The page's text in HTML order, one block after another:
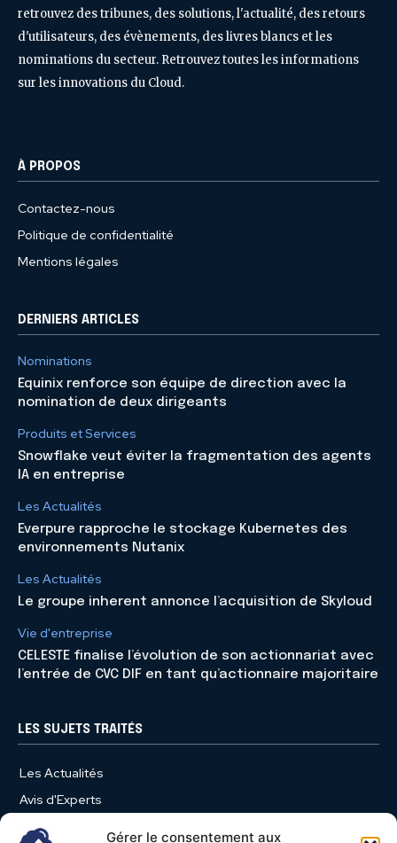
Gérer le consentement aux
retrouvez des tribunes, des solutions, l'actualité, des retours
d'utilisateurs, des évènements, des livres blancs et les
nominations du secteur. Retrouvez toutes les informations
sur les innovations du Cloud.
À PROPOS
Contactez-nous
Politique de confidentialité
Mentions légales
DERNIERS ARTICLES
Nominations
Equinix renforce son équipe de direction avec la
nomination de deux dirigeants
Produits et Services
Snowflake veut éviter la fragmentation des agents
IA en entreprise
Les Actualités
Everpure rapproche le stockage Kubernetes des
environnements Nutanix
Les Actualités
Le groupe inherent annonce l’acquisition de Skyloud
Vie d'entreprise
CELESTE finalise l’évolution de son actionnariat avec
l’entrée de CVC DIF en tant qu’actionnaire majoritaire
LES SUJETS TRAITÉS
Les Actualités
Avis d'Experts
Produits et Services